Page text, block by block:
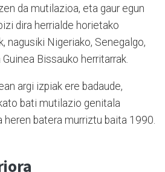
da mutilazioa, eta gaur egun
dira herrialde horietako
nagusiki Nigeriako, Senegalgo,
Bissauko herritarrak.
argi izpiak ere badaude,
bati mutilazio genitala
batera murriztu baita 1990.